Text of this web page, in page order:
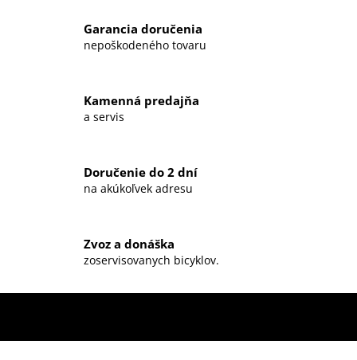
a
c
p
r
y
v
ý
s
u
a
n
Garancia doručenia
nepoškodeného tovaru
Kamenná predajňa
a servis
Doručenie do 2 dní
na akúkoľvek adresu
Zvoz a donáška
zoservisovanych bicyklov.